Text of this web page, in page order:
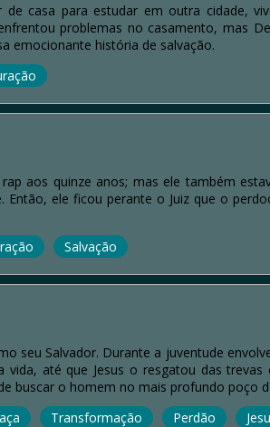
casa para estudar em outra cidade,
problemas no casamento, mas
emocionante história de salvação.
aos quinze anos; mas ele também
ele ficou perante o Juiz que o
Salvação
seu Salvador. Durante a juventude
até que Jesus o resgatou das
buscar o homem no mais profundo poço
Transformação Perdão